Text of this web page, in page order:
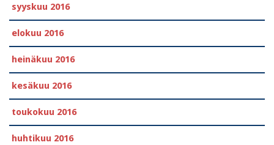
syyskuu 2016
elokuu 2016
heinäkuu 2016
kesäkuu 2016
toukokuu 2016
huhtikuu 2016